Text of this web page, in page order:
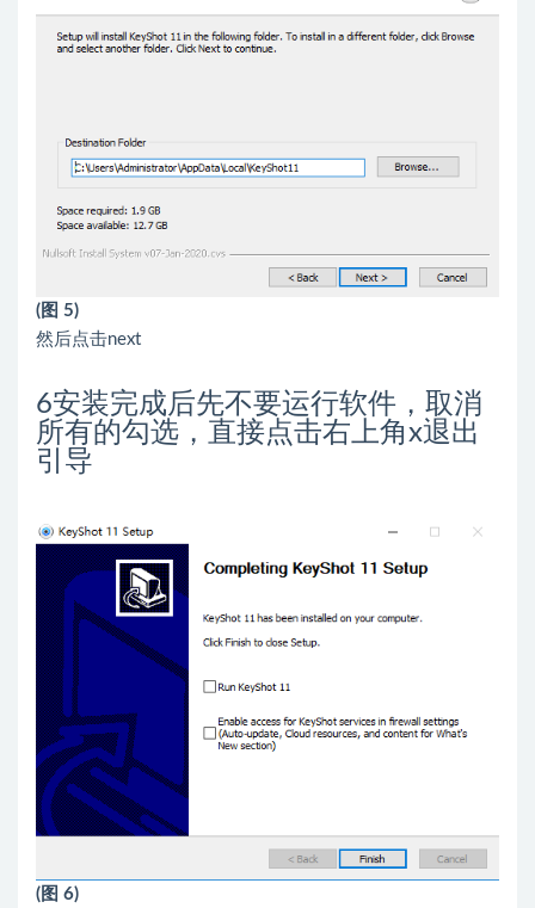
(图 5)
然后点击next
6安装完成后先不要运行软件，取消
所有的勾选，直接点击右上角x退出
引导
(图 6)